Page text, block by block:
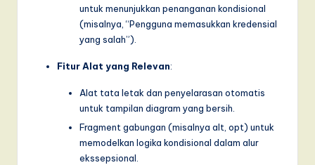
untuk menunjukkan penanganan kondisional
(misalnya, “Pengguna memasukkan kredensial
yang salah”).
Fitur Alat yang Relevan:
Alat tata letak dan penyelarasan otomatis
untuk tampilan diagram yang bersih.
Fragment gabungan (misalnya alt, opt) untuk
memodelkan logika kondisional dalam alur
ekssepsional.